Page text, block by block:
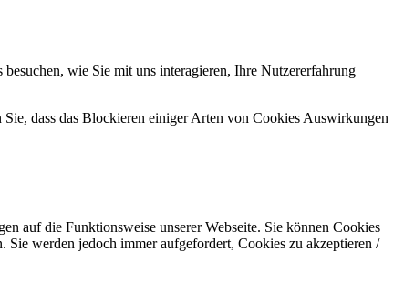
wie Sie mit uns interagieren, Ihre Nutzererfahrung
dass das Blockieren einiger Arten von Cookies Auswirkungen
auf die Funktionsweise unserer Webseite. Sie können Cookies
werden jedoch immer aufgefordert, Cookies zu akzeptieren /